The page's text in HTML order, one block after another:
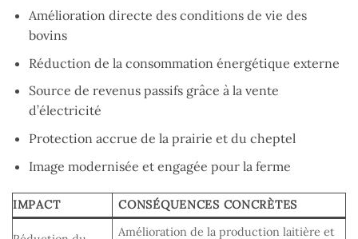
Amélioration directe des conditions de vie des
bovins
Réduction de la consommation énergétique externe
Source de revenus passifs grâce à la vente
d’électricité
Protection accrue de la prairie et du cheptel
Image modernisée et engagée pour la ferme
IMPACT CONSÉQUENCES CONCRÈTES
Amélioration de la production laitière et